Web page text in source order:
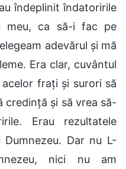
îndeplinit îndatoririle
meu, ca să-i fac pe
adevărul și mă
Era clar, cuvântul
frați și surori să
credință și să vrea să-
Erau rezultatele
Dar nu L-
nici nu am